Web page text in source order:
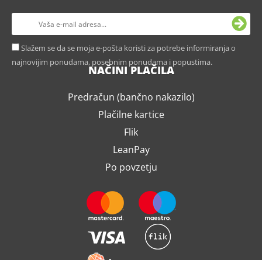
Slažem se da se moja e-pošta koristi za potrebe informiranja o
najnovijim ponudama, posebnim ponudama i popustima.
NAČINI PLAČILA
Predračun (bančno nakazilo)
Plačilne kartice
Flik
LeanPay
Po povzetju